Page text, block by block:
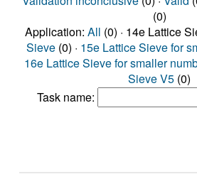
(0)
Application: All (0) · 14e Lattice
Sieve (0) · 15e Lattice Sieve for
16e Lattice Sieve for smaller
Sieve V5 (0)
Task name: